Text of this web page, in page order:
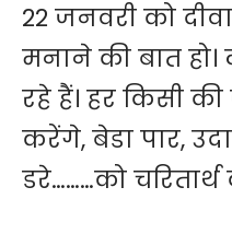
22 जनवरी को
मनाने की बात हो।
रहे हैं। हर किसी
करेंगे, बेडा पार,
डरे………को